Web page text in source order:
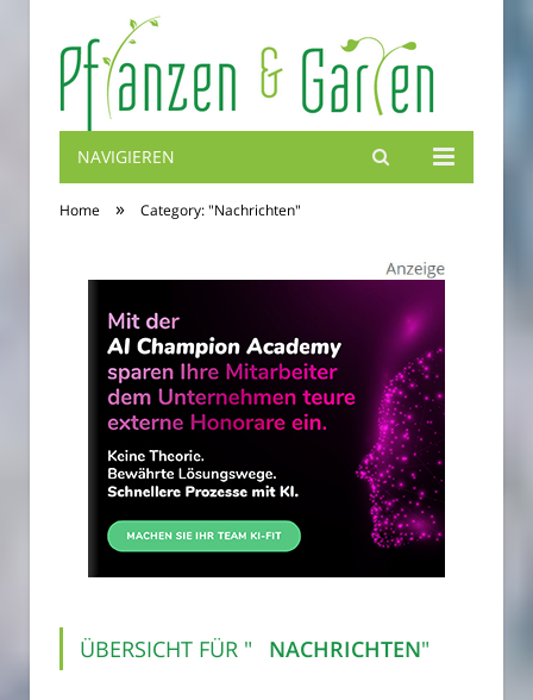
Blumenbibel
NAVIGIEREN
Home » Category: "Nachrichten"
ÜBERSICHT FÜR " NACHRICHTEN"